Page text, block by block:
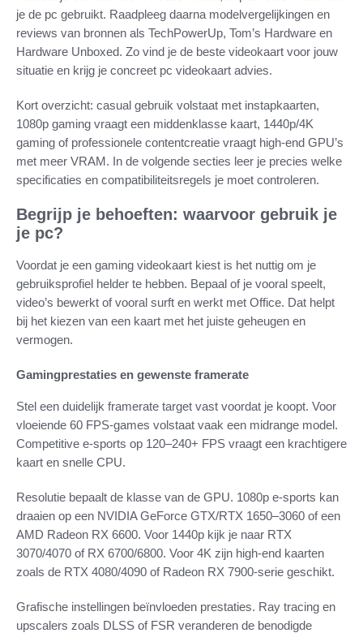
je de pc gebruikt. Raadpleeg daarna modelvergelijkingen en
reviews van bronnen als TechPowerUp, Tom’s Hardware en
Hardware Unboxed. Zo vind je de beste videokaart voor jouw
situatie en krijg je concreet pc videokaart advies.
Kort overzicht: casual gebruik volstaat met instapkaarten,
1080p gaming vraagt een middenklasse kaart, 1440p/4K
gaming of professionele contentcreatie vraagt high-end GPU’s
met meer VRAM. In de volgende secties leer je precies welke
specificaties en compatibiliteitsregels je moet controleren.
Begrijp je behoeften: waarvoor gebruik je
je pc?
Voordat je een gaming videokaart kiest is het nuttig om je
gebruiksprofiel helder te hebben. Bepaal of je vooral speelt,
video’s bewerkt of vooral surft en werkt met Office. Dat helpt
bij het kiezen van een kaart met het juiste geheugen en
vermogen.
Gamingprestaties en gewenste framerate
Stel een duidelijk framerate target vast voordat je koopt. Voor
vloeiende 60 FPS-games volstaat vaak een midrange model.
Competitive e-sports op 120–240+ FPS vraagt een krachtigere
kaart en snelle CPU.
Resolutie bepaalt de klasse van de GPU. 1080p e-sports kan
draaien op een NVIDIA GeForce GTX/RTX 1650–3060 of een
AMD Radeon RX 6600. Voor 1440p kijk je naar RTX
3070/4070 of RX 6700/6800. Voor 4K zijn high-end kaarten
zoals de RTX 4080/4090 of Radeon RX 7900-serie geschikt.
Grafische instellingen beïnvloeden prestaties. Ray tracing en
upscalers zoals DLSS of FSR veranderen de benodigde